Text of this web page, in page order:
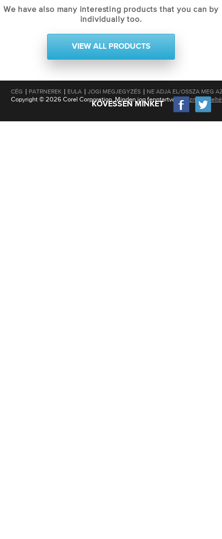
We have also many interesting products that you can by
individually too.
VIEW ALL PRODUCTS
CÉG | PATRNEREK | EULA | JOGI MEGJEGYZÉS | NE ADJA EL/OSSZA MEG
Copyright © 2026 Corel Corporation. Minden jog fenntartva. Használati
KÖVESSEN MINKET